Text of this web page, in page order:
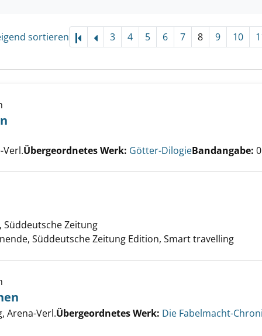
sortieren 3 4 5 6 7 8 9 10
Schatten anzeigen
Verl.Übergeordnetes Werk: Götter-DilogieBandangabe:
Süddeutsche Zeitung
Süddeutsche Zeitung Edition, Smart travelling
Zeichen anzeigen
Arena-Verl.Übergeordnetes Werk: Die Fabelmacht-